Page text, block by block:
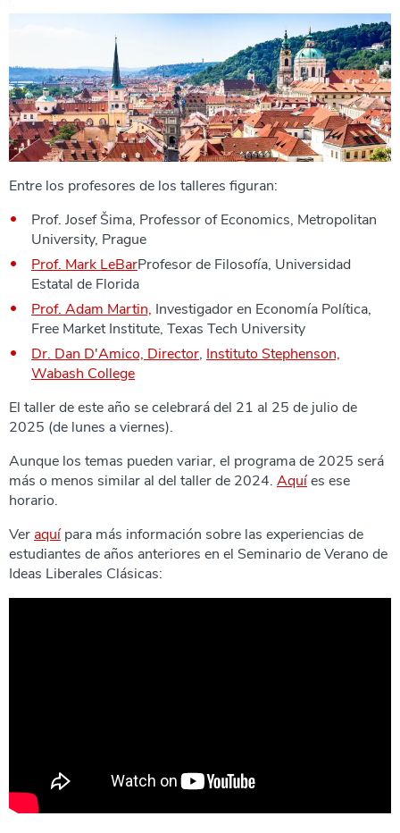
Entre los profesores de los talleres figuran:
Prof. Josef Šima, Professor of Economics, Metropolitan
University, Prague
Prof. Mark LeBarProfesor de Filosofía, Universidad
Estatal de Florida
Prof. Adam Martin, Investigador en Economía Política,
Free Market Institute, Texas Tech University
Dr. Dan D'Amico, Director, Instituto Stephenson,
Wabash College
El taller de este año se celebrará del 21 al 25 de julio de
2025 (de lunes a viernes).
Aunque los temas pueden variar, el programa de 2025 será
más o menos similar al del taller de 2024. Aquíes ese
horario.
Veraquípara más información sobre las experiencias de
estudiantes de años anteriores en el Seminario de Verano de
Ideas Liberales Clásicas: